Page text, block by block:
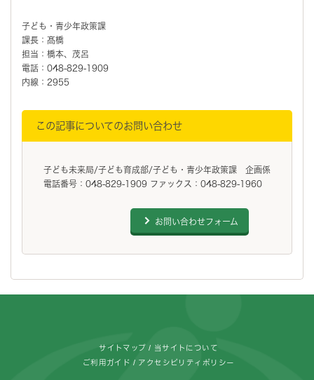
子ども・青少年政策課
課長：髙橋
担当：橋本、茂呂
電話：048-829-1909
内線：2955
この記事についてのお問い合わせ
子ども未来局/子ども育成部/子ども・青少年政策課 企画係
電話番号：048-829-1909 ファックス：048-829-1960
お問い合わせフォーム
サイトマップ 当サイトについて
ご利用ガイド アクセシビリティポリシー